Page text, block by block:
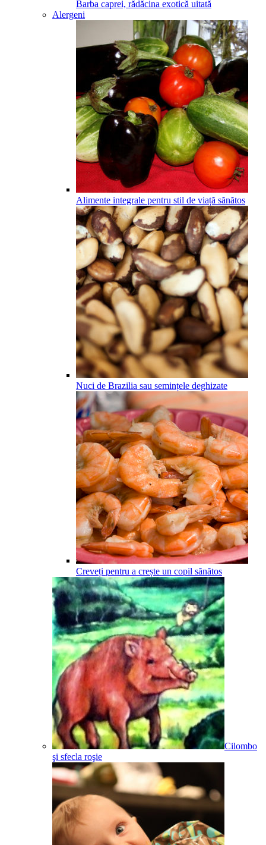
Barba caprei, rădăcina exotică uitată
Alergeni
Alimente integrale pentru stil de viață sănătos
Nuci de Brazilia sau semințele deghizate
Creveți pentru a crește un copil sănătos
Cilombo
şi sfecla roşie